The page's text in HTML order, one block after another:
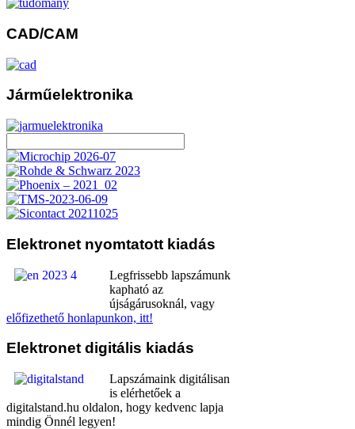
CAD/CAM
Járműelektronika
Elektronet nyomtatott kiadás
Legfrissebb lapszámunk
kapható az
újságárusoknál, vagy
előfizethető honlapunkon, itt!
Elektronet digitális kiadás
Lapszámaink digitálisan
is elérhetőek a
digitalstand.hu oldalon, hogy kedvenc lapja
mindig Önnél legyen!